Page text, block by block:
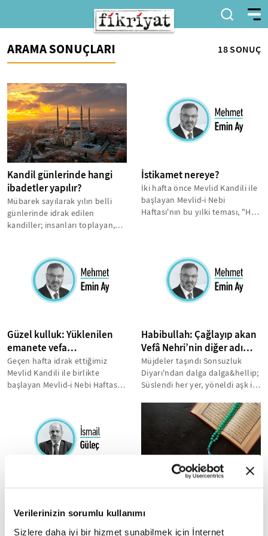
Verilerinizin sorumlu kullanımı
Sizlere daha iyi bir hizmet sunabilmek için İnternet
ARAMA SONUÇLARI 18 SONUÇ
Kandil günlerinde hangi
ibadetler yapılır?
Mübarek sayılarak yılın belli
günlerinde idrak edilen
kandiller; insanları toplayan,
İstikamet nereye?
İki hafta önce Mevlid Kandili ile
başlayan Mevlid-i Nebi
Haftası'nın bu yılki teması, "Hz.
Güzel kulluk: Yüklenilen
emanete vefa…
Geçen hafta idrak ettiğimiz
Mevlid Kandili ile birlikte
başlayan Mevlid-i Nebi Haftası
Habibullah: Çağlayıp akan
Vefâ Nehri’nin diğer adı…
Müjdeler taşındı Sonsuzluk
Diyarı'ndan dalga dalga&hellip;
Süslendi her yer, yöneldi aşk ile
Gökler...
gıdadır
dünyayı teşriflerinin
Konusu: Mübarek Gece